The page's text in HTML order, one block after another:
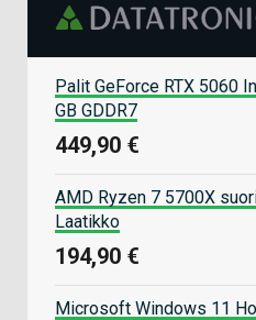
Palit GeForce RTX 5060
GB GDDR7
449,90 €
AMD Ryzen 7 5700X
Laatikko
194,90 €
Microsoft Windows 11